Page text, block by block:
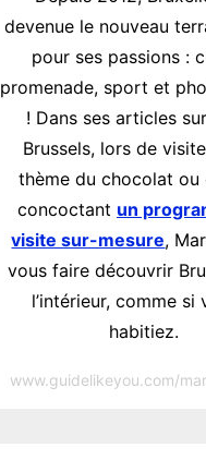
devenue le nouveau
pour ses passions :
promenade, sport et
! Dans ses articles
Brussels, lors de
thème du chocolat ou
concoctant un
visite sur-mesure,
vous faire découvrir
l’intérieur, comme si
habitiez.
www.guidelikeyou.com/